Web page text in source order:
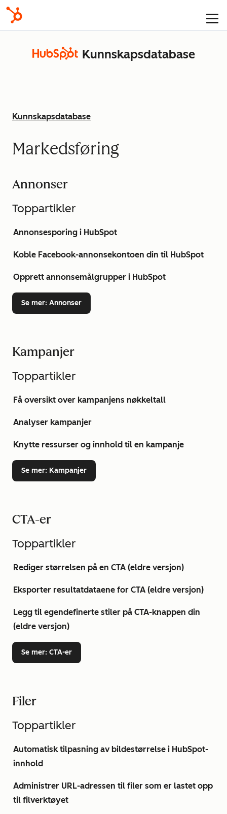
Kunnskapsdatabase
Kunnskaps­database
Markedsføring
Annonser
Toppartikler
Annonsesporing i HubSpot
Koble Facebook-annonsekontoen din til HubSpot
Opprett annonsemålgrupper i HubSpot
Se mer: Annonser
Kampanjer
Toppartikler
Få oversikt over kampanjens nøkkeltall
Analyser kampanjer
Knytte ressurser og innhold til en kampanje
Se mer: Kampanjer
CTA-er
Toppartikler
Rediger størrelsen på en CTA (eldre versjon)
Eksporter resultatdataene for CTA (eldre versjon)
Legg til egendefinerte stiler på CTA-knappen din
(eldre versjon)
Se mer: CTA-er
Filer
Toppartikler
Automatisk tilpasning av bildestørrelse i HubSpot-
innhold
Administrer URL-adressen til filer som er lastet opp
til filverktøyet